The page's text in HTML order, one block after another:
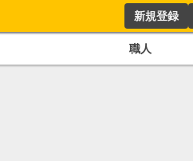
新規登録
職人